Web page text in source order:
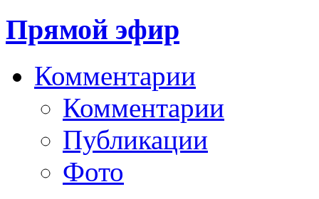
Прямой эфир
Комментарии
Комментарии
Публикации
Фото